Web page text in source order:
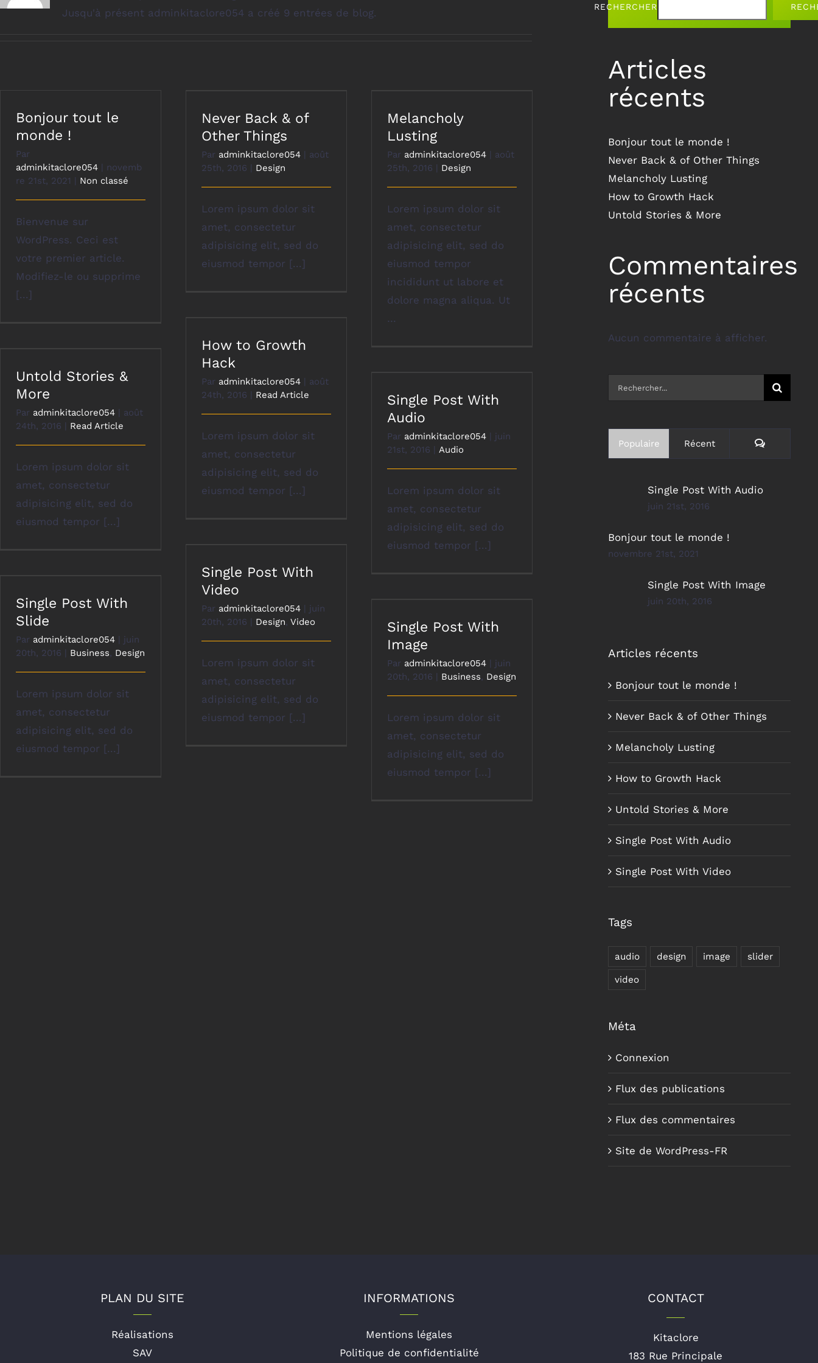
Jusqu'à présent adminkitaclore054 a créé 9 entrées de blog.
Bonjour tout le
monde !
Par
adminkitaclore054
novemb
re 21st, 2021
Non classé
Bienvenue sur
WordPress. Ceci est
votre premier article.
Modifiez-le ou supprime
[...]
Never Back & of
Other Things
Par adminkitaclore054
août
25th, 2016
Design
Lorem ipsum dolor sit
amet, consectetur
adipisicing elit, sed do
eiusmod tempor [...]
Melancholy
Lusting
Par adminkitaclore054
août
25th, 2016
Design
Lorem ipsum dolor sit
amet, consectetur
adipisicing elit, sed do
eiusmod tempor
incididunt ut labore et
dolore magna aliqua. Ut
…
How to Growth
Hack
Par adminkitaclore054
août
24th, 2016
Read Article
Lorem ipsum dolor sit
amet, consectetur
adipisicing elit, sed do
eiusmod tempor [...]
Untold Stories &
More
Par adminkitaclore054
août
24th, 2016
Read Article
Lorem ipsum dolor sit
amet, consectetur
adipisicing elit, sed do
eiusmod tempor [...]
Single Post With
Audio
Par adminkitaclore054
juin
21st, 2016
Audio
Lorem ipsum dolor sit
amet, consectetur
adipisicing elit, sed do
eiusmod tempor [...]
Single Post With
Video
Par adminkitaclore054
juin
20th, 2016
Design, Video
Lorem ipsum dolor sit
amet, consectetur
adipisicing elit, sed do
eiusmod tempor [...]
Single Post With
Slide
Par adminkitaclore054
juin
20th, 2016
Business, Design
Lorem ipsum dolor sit
amet, consectetur
adipisicing elit, sed do
eiusmod tempor [...]
Single Post With
Image
Par adminkitaclore054
juin
20th, 2016
Business, Design
Lorem ipsum dolor sit
amet, consectetur
adipisicing elit, sed do
eiusmod tempor [...]
RECHERCHER
Articles
récents
Bonjour tout le monde !
Never Back & of Other Things
Melancholy Lusting
How to Growth Hack
Untold Stories & More
Commentaires
récents
Aucun commentaire à afficher.
Rechercher:
Populaire Récent
Single Post With Audio
juin 21st, 2016
Bonjour tout le monde !
novembre 21st, 2021
Single Post With Image
juin 20th, 2016
Articles récents
Bonjour tout le monde !
Never Back & of Other Things
Melancholy Lusting
How to Growth Hack
Untold Stories & More
Single Post With Audio
Single Post With Video
Tags
audio design image slider
video
Méta
Connexion
Flux des publications
Flux des commentaires
Site de WordPress-FR
PLAN DU SITE
Réalisations
SAV
INFORMATIONS
Mentions légales
Politique de confidentialité
CONTACT
Kitaclore
183 Rue Principale